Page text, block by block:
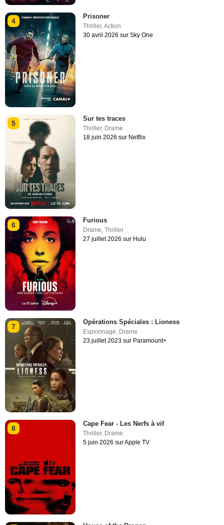
4
Prisoner
Thriller,Action
30 avril 2026 sur Sky One
5
Sur tes traces
Thriller, Drame
18 juin 2026 sur Netflix
6
Furious
Drame,Thriller
27 juillet 2026 sur Hulu
7
Opérations Spéciales : Lioness
Espionnage, Drame
23 juillet 2023 sur Paramount+
8
Cape Fear - Les Nerfs à vif
Thriller, Drame
5 juin 2026 sur Apple TV